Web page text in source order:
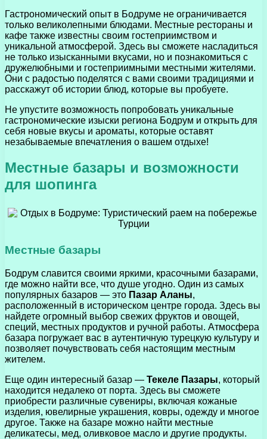
Гастрономический опыт в Бодруме не ограничивается
только великолепными блюдами. Местные рестораны и
кафе также известны своим гостеприимством и
уникальной атмосферой. Здесь вы сможете насладиться
не только изысканными вкусами, но и познакомиться с
дружелюбными и гостеприимными местными жителями.
Они с радостью поделятся с вами своими традициями и
расскажут об истории блюд, которые вы пробуете.
Не упустите возможность попробовать уникальные
гастрономические изыски региона Бодрум и открыть для
себя новые вкусы и ароматы, которые оставят
незабываемые впечатления о вашем отдыхе!
Местные базары и возможности
для шопинга
Местные базары
Бодрум славится своими яркими, красочными базарами,
где можно найти все, что душе угодно. Один из самых
популярных базаров — это Пазар Аланы,
расположенный в историческом центре города. Здесь вы
найдете огромный выбор свежих фруктов и овощей,
специй, местных продуктов и ручной работы. Атмосфера
базара погружает вас в аутентичную турецкую культуру и
позволяет почувствовать себя настоящим местным
жителем.
Еще один интересный базар — Текеле Пазары, который
находится недалеко от порта. Здесь вы сможете
приобрести различные сувениры, включая кожаные
изделия, ювелирные украшения, ковры, одежду и многое
другое. Также на базаре можно найти местные
деликатесы, мед, оливковое масло и другие продукты.